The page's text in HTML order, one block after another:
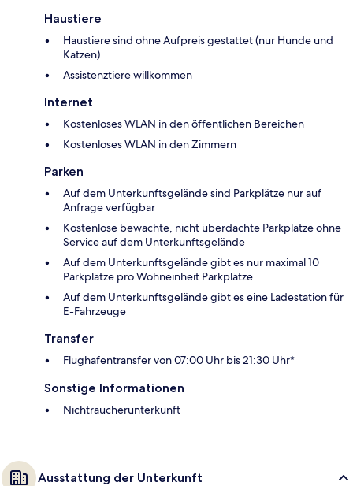
Haustiere
Haustiere sind ohne Aufpreis gestattet (nur Hunde und
Katzen)
Assistenztiere willkommen
Internet
Kostenloses WLAN in den öffentlichen Bereichen
Kostenloses WLAN in den Zimmern
Parken
Auf dem Unterkunftsgelände sind Parkplätze nur auf
Anfrage verfügbar
Kostenlose bewachte, nicht überdachte Parkplätze ohne
Service auf dem Unterkunftsgelände
Auf dem Unterkunftsgelände gibt es nur maximal 10
Parkplätze pro Wohneinheit Parkplätze
Auf dem Unterkunftsgelände gibt es eine Ladestation für
E-Fahrzeuge
Transfer
Flughafentransfer von 07:00 Uhr bis 21:30 Uhr*
Sonstige Informationen
Nichtraucherunterkunft
Ausstattung der Unterkunft